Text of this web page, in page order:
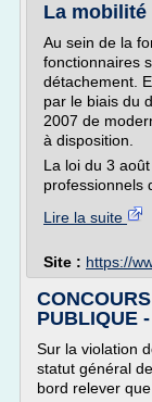
La
Au sein de la
fonctionnaires
détachement.
par le biais du
2007 de
à disposition.
La loi du 3
professionnels
Lire la suite
Site : https://
PUBLIQUE
Sur la violation
statut général
bord relever